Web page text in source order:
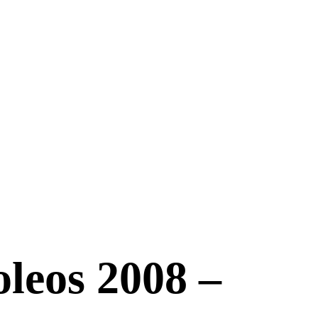
2008 –